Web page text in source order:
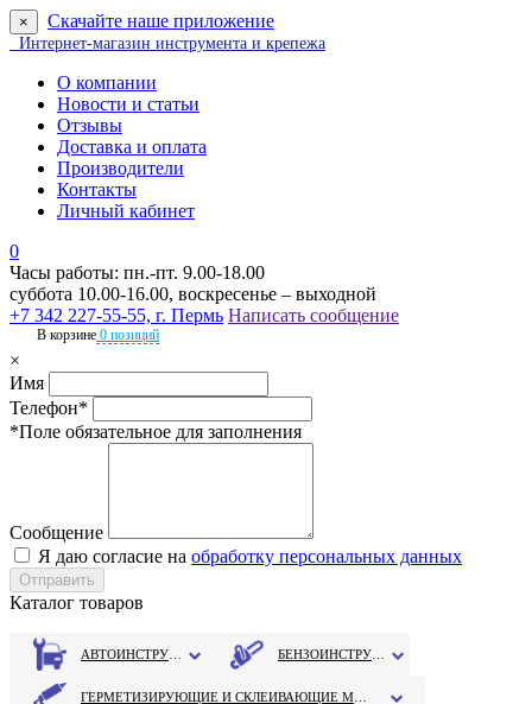
× Скачайте наше приложение
Интернет-магазин инструмента и крепежа
О компании
Новости и статьи
Отзывы
Доставка и оплата
Производители
Контакты
Личный кабинет
0
Часы работы: пн.-пт. 9.00-18.00
суббота 10.00-16.00, воскресенье – выходной
+7 342 227-55-55, г. Пермь Написать сообщение
В корзине 0 позиций
×
Имя
Телефон*
*Поле обязательное для заполнения
Сообщение
Я даю согласие на обработку персональных данных
Каталог товаров